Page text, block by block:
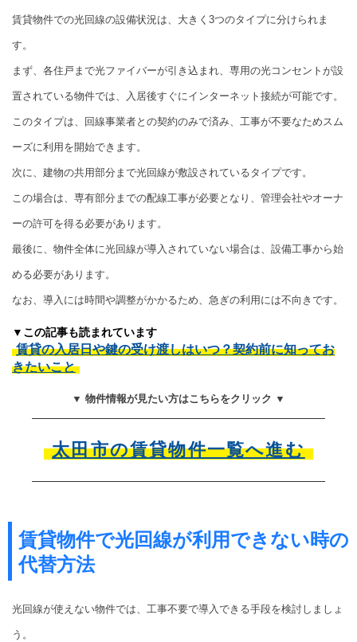
賃貸物件での光回線の設備状況は、大きく3つのタイプに分けられま
す。
まず、各住戸まで光ファイバーが引き込まれ、専用の光コンセントが設
置されている物件では、入居後すぐにインターネット接続が可能です。
このタイプは、回線事業者との契約のみで済み、工事が不要なためスム
ーズに利用を開始できます。
次に、建物の共用部分まで光回線が敷設されているタイプです。
この場合は、専有部分までの配線工事が必要となり、管理会社やオーナ
ーの許可を得る必要があります。
最後に、物件全体に光回線が導入されていない場合は、設備工事から始
める必要があります。
なお、導入には時間や調整がかかるため、急ぎの利用には不向きです。
▼この記事も読まれています
賃貸の入居日や鍵の受け渡しはいつ？契約前に知ってお
きたいこと
▼ 物件情報が見たい方はこちらをクリック ▼
太田市の賃貸物件一覧へ進む
賃貸物件で光回線が利用できない時の
代替方法
光回線が使えない物件では、工事不要で導入できる手段を検討しましょ
う。